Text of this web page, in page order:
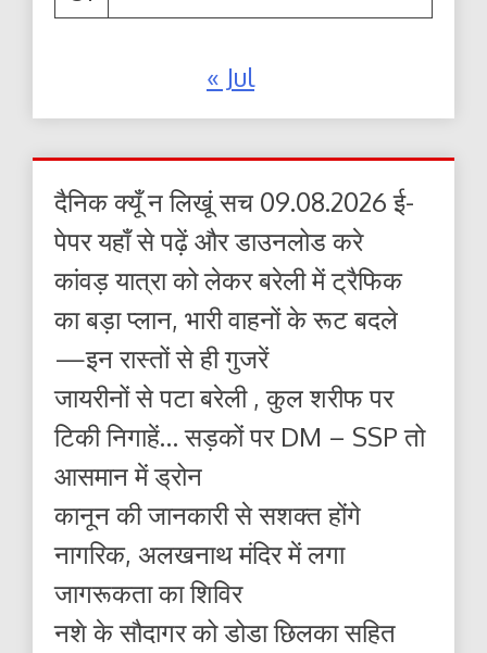
« Jul
दैनिक क्यूँ न लिखूं सच 09.08.2026 ई-
पेपर यहाँ से पढ़ें और डाउनलोड करे
कांवड़ यात्रा को लेकर बरेली में ट्रैफिक
का बड़ा प्लान, भारी वाहनों के रूट बदले
—इन रास्तों से ही गुजरें
जायरीनों से पटा बरेली , कुल शरीफ पर
टिकी निगाहें… सड़कों पर DM – SSP तो
आसमान में ड्रोन
कानून की जानकारी से सशक्त होंगे
नागरिक, अलखनाथ मंदिर में लगा
जागरूकता का शिविर
नशे के सौदागर को डोडा छिलका सहित